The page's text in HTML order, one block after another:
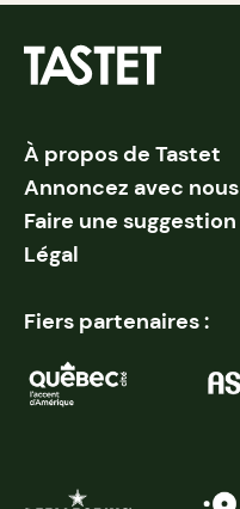
À propos de Tastet
Annoncez avec nous
Faire une suggestion
Légal
Fiers partenaires :